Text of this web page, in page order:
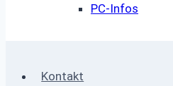
PC-Infos
Kontakt